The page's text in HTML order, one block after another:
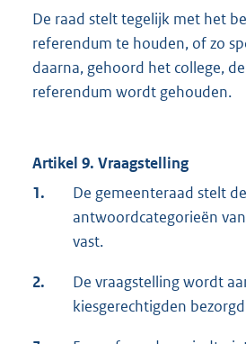
De raad stelt tegelijk met het
referendum te houden, of zo
daarna, gehoord het college,
referendum wordt gehouden.
Artikel 9. Vraagstelling
1.
De gemeenteraad stelt
antwoordcategorieën
vast.
2.
De vraagstelling wordt
kiesgerechtigden